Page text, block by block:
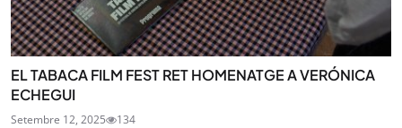
EL TABACA FILM FEST RET HOMENATGE A VERÓNICA
ECHEGUI
Setembre 12, 2025 134